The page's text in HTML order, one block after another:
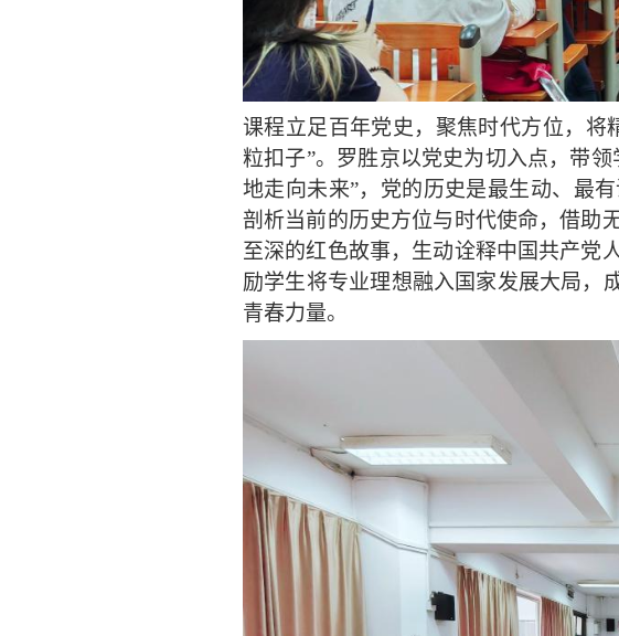
课程立足百年党史，聚焦时代方位，将
粒扣子”。罗胜京以党史为切入点，带
地走向未来”，党的历史是最生动、最
剖析当前的历史方位与时代使命，借助
至深的红色故事，生动诠释中国共产党
励学生将专业理想融入国家发展大局，
青春力量。